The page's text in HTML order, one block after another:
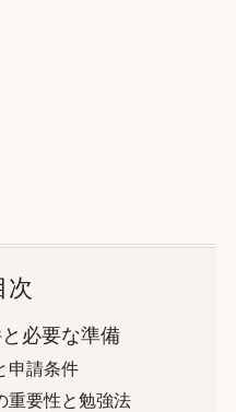
次
必要な準備
申請条件
重要性と勉強法